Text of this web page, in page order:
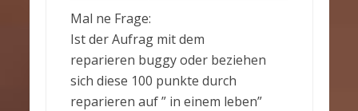
Mal ne Frage:
Ist der Aufrag mit dem
reparieren buggy oder beziehen
sich diese 100 punkte durch
reparieren auf ” in einem leben”